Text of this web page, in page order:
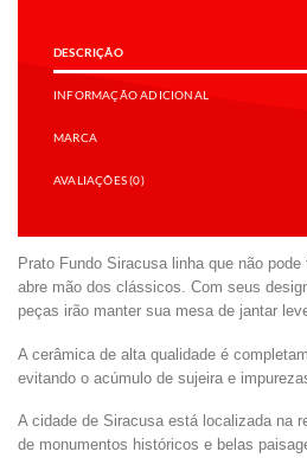
DESCRIÇÃO
INFORMAÇÃO ADICIONAL
MARCA
AVALIAÇÕES (0)
Prato Fundo Siracusa linha que não
abre mão dos clássicos. Com seus
peças irão manter sua mesa de jantar
A cerâmica de alta qualidade é
evitando o acúmulo de sujeira e
A cidade de Siracusa está localizada na
de monumentos históricos e belas